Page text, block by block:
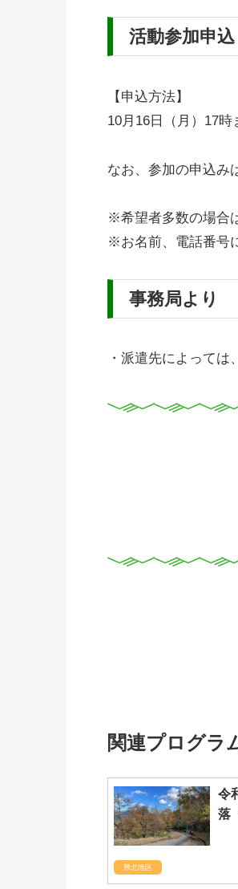
活動参加申込
【申込方法】
10月16日（月）17時
なお、参加の申込み
※希望者多数の場合
※お名前、電話番号
事務局より
・派遣先によって
関連プログラ
県北地区
令
落